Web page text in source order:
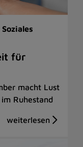
Soziales
für
macht Lust
Ruhestand